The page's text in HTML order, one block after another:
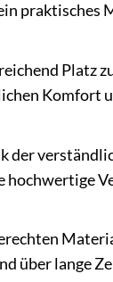
praktisches
Platz
Komfort
der
hochwertige
über lange